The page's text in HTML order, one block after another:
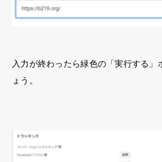
入力が終わったら緑色の「実行する」
ょう。